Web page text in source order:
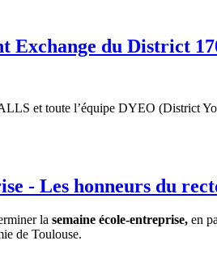
Exchange du District
et toute l’équipe DYEO (District
- Les honneurs du
la semaine école-entreprise, en
de Toulouse.